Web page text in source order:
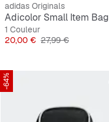
adidas Originals
Adicolor Small Item Bag
1 Couleur
Prix
20,00 € Prix original
27,99 €
-64%